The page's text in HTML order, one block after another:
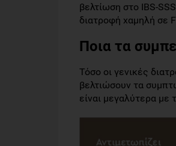
βελτίωση στο IBS-
διατροφή χαμηλή σε
Ποια τα
Τόσο οι γενικές
βελτιώσουν τα
είναι μεγαλύτερα με